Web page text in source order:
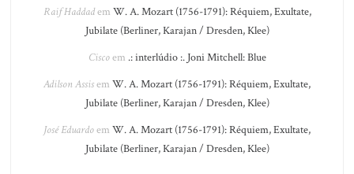
Raif Haddadem W. A. Mozart (1756-1791): Réquiem, Exultate,
Jubilate (Berliner, Karajan / Dresden, Klee)
Ciscoem .: interlúdio :. Joni Mitchell: Blue
Adilson Assisem W. A. Mozart (1756-1791): Réquiem, Exultate,
Jubilate (Berliner, Karajan / Dresden, Klee)
José Eduardoem W. A. Mozart (1756-1791): Réquiem, Exultate,
Jubilate (Berliner, Karajan / Dresden, Klee)